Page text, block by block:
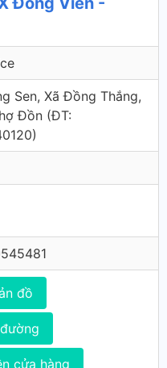
Sen, Xã Đồng Thắng,
Đồn (ÐT:
đồ
cửa hàng